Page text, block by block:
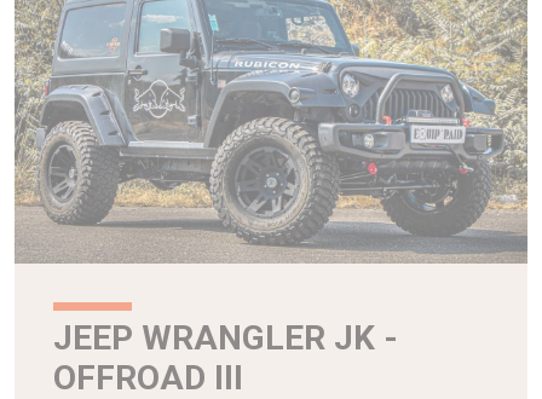
JEEP WRANGLER JK -
OFFROAD III